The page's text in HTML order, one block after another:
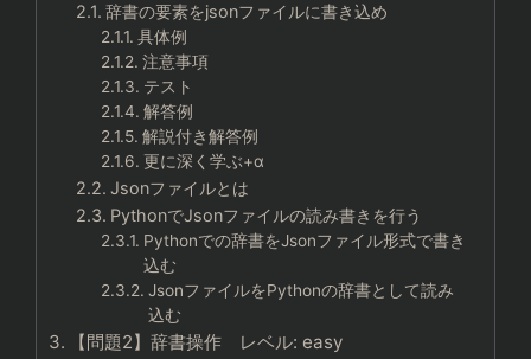
辞書の要素をjsonファイルに書き込め
具体例
注意事項
テスト
解答例
解説付き解答例
更に深く学ぶ+α
Jsonファイルとは
PythonでJsonファイルの読み書きを行う
Pythonでの辞書をJsonファイル形式で書き
込む
JsonファイルをPythonの辞書として読み
込む
【問題2】辞書操作 レベル: easy